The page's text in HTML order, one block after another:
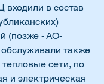
входили в состав
(позже - АО-
также
сети, по
и электрическая